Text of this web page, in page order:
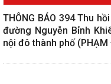
THÔNG BÁO 394 Thu
đường Nguyễn Bỉnh
nội đô thành phố (PHẠM